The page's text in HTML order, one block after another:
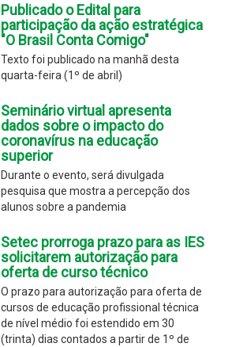
Publicado o Edital para
participação da ação estratégica
"O Brasil Conta Comigo"
Texto foi publicado na manhã desta
quarta-feira (1º de abril)
Seminário virtual apresenta
dados sobre o impacto do
coronavírus na educação
superior
Durante o evento, será divulgada
pesquisa que mostra a percepção dos
alunos sobre a pandemia
Setec prorroga prazo para as IES
solicitarem autorização para
oferta de curso técnico
O prazo para autorização para oferta de
cursos de educação profissional técnica
de nível médio foi estendido em 30
(trinta) dias contados a partir de 1º de